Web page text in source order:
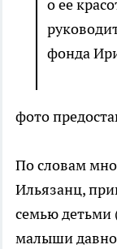
о ее
фонда
фото
По словам
Ильязанц,
семью детьми
малыши